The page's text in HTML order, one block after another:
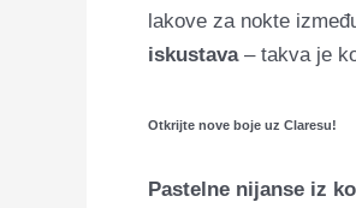
lakove za nokte
iskustava– takva je
Otkrijte nove boje uz Claresu!
Pastelne nijanse iz